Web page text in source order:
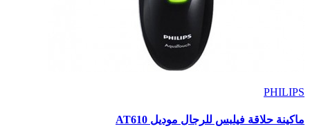
PHILIPS
ماكينة حلاقة فيلبس للرجال موديل AT610